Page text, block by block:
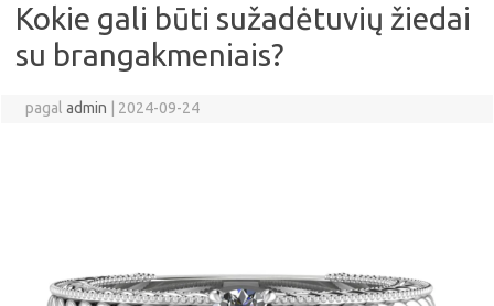
Kokie gali būti sužadėtuvių žiedai
su brangakmeniais?
pagal admin 2024-09-24